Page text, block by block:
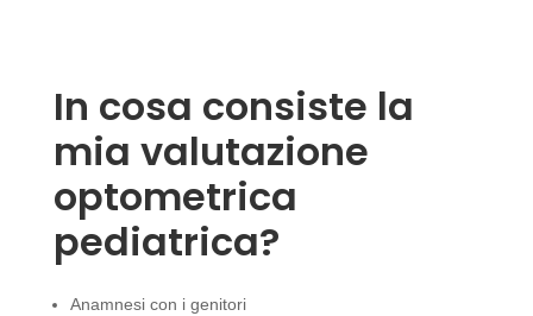
In cosa consiste la
mia valutazione
optometrica
pediatrica?
Anamnesi con i genitori